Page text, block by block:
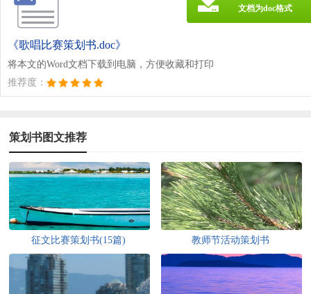
《歌唱比赛策划书.doc》
将本文的Word文档下载到电脑，方便收藏和打印
推荐度：
文档为doc格式
策划书图文推荐
征文比赛策划书(15篇) 教师节活动策划书